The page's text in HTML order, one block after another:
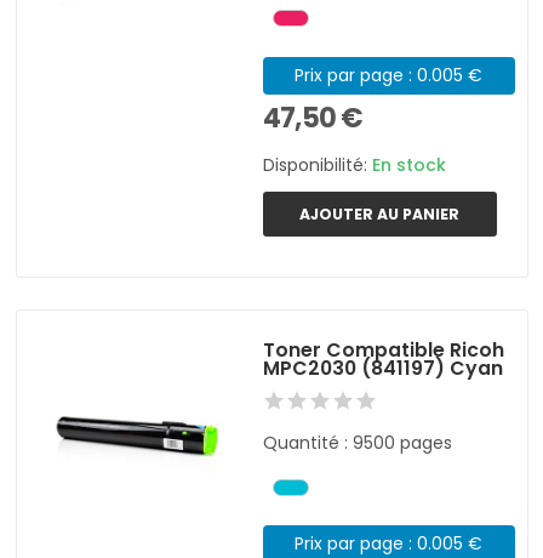
Prix par page : 0.005 €
47,50 €
Disponibilité: En stock
AJOUTER AU PANIER
Toner Compatible Ricoh
MPC2030 (841197) Cyan
Quantité : 9500 pages
Prix par page : 0.005 €